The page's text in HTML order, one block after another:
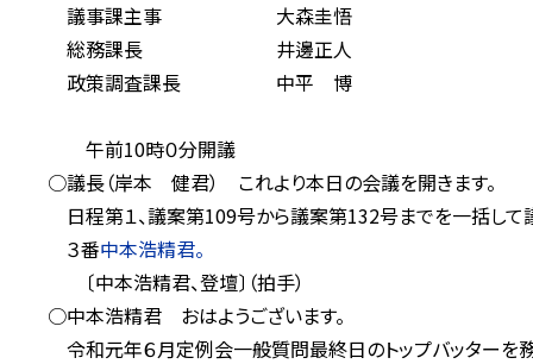
議事課主事 大森圭悟
総務課長 井邊正人
政策調査課長 中平 博
午前10時０分開議
○議長（岸本 健君） これより本日の会議を開きます。
日程第１、議案第109号から議案第132号までを一括して
３番中本浩精君。
〔中本浩精君、登壇〕（拍手）
○中本浩精君 おはようございます。
令和元年６月定例会一般質問最終日のトップバッターを